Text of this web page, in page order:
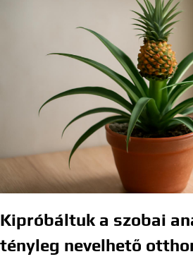
Kipróbáltuk a szobai
tényleg nevelhető